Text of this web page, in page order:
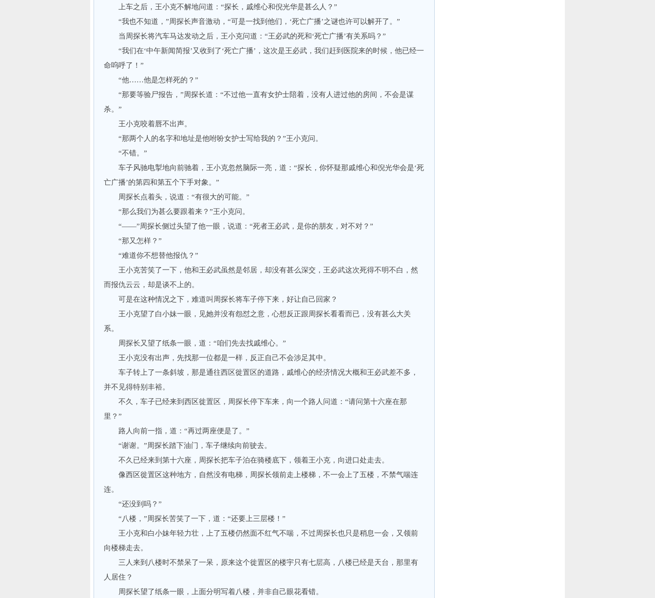
上车之后，王小克不解地问道：“探长，戚维心和倪光华是甚么人？”
“我也不知道，”周探长声音激动，“可是一找到他们，‘死亡广播’之谜也许可以解开了。”
当周探长将汽车马达发动之后，王小克问道：“王必武的死和‘死亡广播’有关系吗？”
“我们在‘中午新闻简报’又收到了‘死亡广播’，这次是王必武，我们赶到医院来的时候，他已经一
命呜呼了！”
“他……他是怎样死的？”
“那要等验尸报告，”周探长道：“不过他一直有女护士陪着，没有人进过他的房间，不会是谋
杀。”
王小克咬着唇不出声。
“那两个人的名字和地址是他咐吩女护士写给我的？”王小克问。
“不错。”
车子风驰电掣地向前驰着，王小克忽然脑际一亮，道：“探长，你怀疑那戚维心和倪光华会是‘死
亡广播’的第四和第五个下手对象。”
周探长点着头，说道：“有很大的可能。”
“那么我们为甚么要跟着来？”王小克问。
“——”周探长侧过头望了他一眼，说道：“死者王必武，是你的朋友，对不对？”
“那又怎样？”
“难道你不想替他报仇？”
王小克苦笑了一下，他和王必武虽然是邻居，却没有甚么深交，王必武这次死得不明不白，然
而报仇云云，却是谈不上的。
可是在这种情况之下，难道叫周探长将车子停下来，好让自己回家？
王小克望了白小妹一眼，见她并没有怨怼之意，心想反正跟周探长看看而已，没有甚么大关
系。
周探长又望了纸条一眼，道：“咱们先去找戚维心。”
王小克没有出声，先找那一位都是一样，反正自己不会涉足其中。
车子转上了一条斜坡，那是通往西区徙置区的道路，戚维心的经济情况大概和王必武差不多，
并不见得特别丰裕。
不久，车子已经来到西区徙置区，周探长停下车来，向一个路人问道：“请问第十六座在那
里？”
路人向前一指，道：“再过两座便是了。”
“谢谢。”周探长踏下油门，车子继续向前驶去。
不久已经来到第十六座，周探长把车子泊在骑楼底下，领着王小克，向进口处走去。
像西区徙置区这种地方，自然没有电梯，周探长领前走上楼梯，不一会上了五楼，不禁气喘连
连。
“还没到吗？”
“八楼，”周探长苦笑了一下，道：“还要上三层楼！”
王小克和白小妹年轻力壮，上了五楼仍然面不红气不喘，不过周探长也只是稍息一会，又领前
向楼梯走去。
三人来到八楼时不禁呆了一呆，原来这个徙置区的楼宇只有七层高，八楼已经是天台，那里有
人居住？
周探长望了纸条一眼，上面分明写着八楼，并非自己眼花看错。